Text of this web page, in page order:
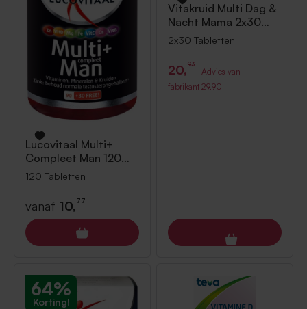
Lucovitaal Multi+
Compleet Man 120
Tabletten
120 Tabletten
vanaf 10,77
Vitakruid Multi Dag &
Nacht Mama 2x30
Tabletten
2x30 Tabletten
20,93
Advies van
fabrikant 29,90
64%
Korting!